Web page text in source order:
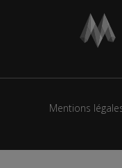
Mentions